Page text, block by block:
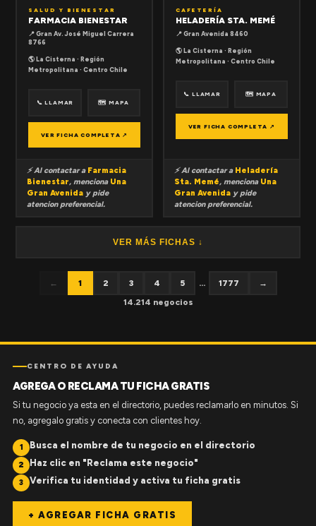
SALUD Y BIENESTAR
FARMACIA BIENESTAR
📍 Gran Av. José Miguel Carrera
8766
🌎 La Cisterna · Región
Metropolitana · Centro Chile
📞 LLAMAR 🗺 MAPA
VER FICHA COMPLETA ↗
⚡ Al contactar a Farmacia
Bienestar, menciona Una
Gran Avenida y pide
atencion preferencial.
CAFETERÍA
HELADERÍA STA. MEMÉ
📍 Gran Avenida 8460
🌎 La Cisterna · Región
Metropolitana · Centro Chile
📞 LLAMAR 🗺 MAPA
VER FICHA COMPLETA ↗
⚡ Al contactar a Heladería
Sta. Memé, menciona Una
Gran Avenida y pide
atencion preferencial.
VER MÁS FICHAS ↓
← 1 2 3 4 5 ... 1777
→
14.214 negocios
CENTRO DE AYUDA
AGREGA O RECLAMA TU FICHA GRATIS
Si tu negocio ya esta en el directorio, puedes reclamarlo en minutos. Si
no, agregalo gratis y conecta con clientes hoy.
1 Busca el nombre de tu negocio en el directorio
2 Haz clic en "Reclama este negocio"
3 Verifica tu identidad y activa tu ficha gratis
+ AGREGAR FICHA GRATIS